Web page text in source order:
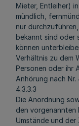
Mieter, Entleiher)
mündlich,
nur
bekannt sind oder
können
Verhältnis zu dem
Personen oder ihr
Anhörung nach
4.3.3.3
Die Anordnung
den vorgenannten
Umstände und der